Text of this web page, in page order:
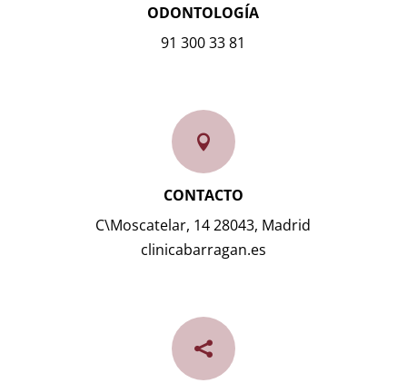
ODONTOLOGÍA
91 300 33 81

CONTACTO
C\Moscatelar, 14 28043, Madrid
clinicabarragan.es
